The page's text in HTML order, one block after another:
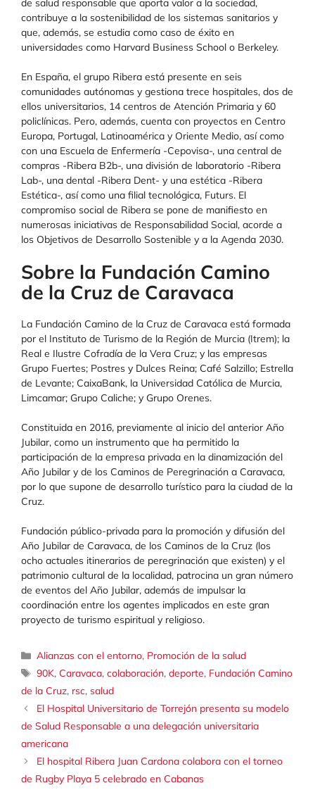
de salud responsable que aporta valor a la sociedad,
contribuye a la sostenibilidad de los sistemas sanitarios y
que, además, se estudia como caso de éxito en
universidades como Harvard Business School o Berkeley.
En España, el grupo Ribera está presente en seis
comunidades autónomas y gestiona trece hospitales, dos de
ellos universitarios, 14 centros de Atención Primaria y 60
policlínicas. Pero, además, cuenta con proyectos en Centro
Europa, Portugal, Latinoamérica y Oriente Medio, así como
con una Escuela de Enfermería -Cepovisa-, una central de
compras -Ribera B2b-, una división de laboratorio -Ribera
Lab-, una dental -Ribera Dent- y una estética -Ribera
Estética-, así como una filial tecnológica, Futurs. El
compromiso social de Ribera se pone de manifiesto en
numerosas iniciativas de Responsabilidad Social, acorde a
los Objetivos de Desarrollo Sostenible y a la Agenda 2030.
Sobre la Fundación Camino
de la Cruz de Caravaca
La Fundación Camino de la Cruz de Caravaca está formada
por el Instituto de Turismo de la Región de Murcia (Itrem); la
Real e Ilustre Cofradía de la Vera Cruz; y las empresas
Grupo Fuertes; Postres y Dulces Reina; Café Salzillo; Estrella
de Levante; CaixaBank, la Universidad Católica de Murcia,
Limcamar; Grupo Caliche; y Grupo Orenes.
Constituida en 2016, previamente al inicio del anterior Año
Jubilar, como un instrumento que ha permitido la
participación de la empresa privada en la dinamización del
Año Jubilar y de los Caminos de Peregrinación a Caravaca,
por lo que supone de desarrollo turístico para la ciudad de la
Cruz.
Fundación público-privada para la promoción y difusión del
Año Jubilar de Caravaca, de los Caminos de la Cruz (los
ocho actuales itinerarios de peregrinación que existen) y el
patrimonio cultural de la localidad, patrocina un gran número
de eventos del Año Jubilar, además de impulsar la
coordinación entre los agentes implicados en este gran
proyecto de turismo espiritual y religioso.
Categorías
Alianzas con el entorno, Promoción de la salud
Etiquetas
90K,Caravaca,colaboración,deporte, Fundación Camino
de la Cruz, rsc, salud
El Hospital Universitario de Torrejón presenta su modelo
de Salud Responsable a una delegación universitaria
americana
El hospital Ribera Juan Cardona colabora con el torneo
de Rugby Playa 5 celebrado en Cabanas